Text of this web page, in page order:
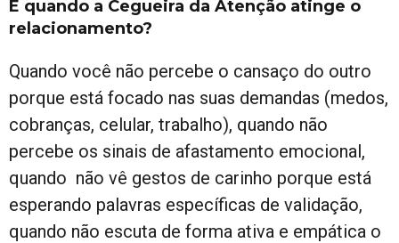
E quando a Cegueira da Atenção atinge o
relacionamento?
Quando você não percebe o cansaço do outro
porque está focado nas suas demandas (medos,
cobranças, celular, trabalho), quando não
percebe os sinais de afastamento emocional,
quando não vê gestos de carinho porque está
esperando palavras específicas de validação,
quando não escuta de forma ativa e empática o